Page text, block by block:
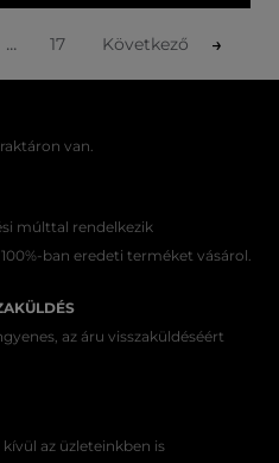
... 17 Következő
van.
múlttal rendelkezik
ban eredeti terméket vásárol.
az áru visszaküldéséért
az üzleteinkben is